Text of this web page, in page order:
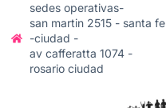
sedes operativas-
san martin 2515 - santa fe
-ciudad -
av cafferatta 1074 -
rosario ciudad